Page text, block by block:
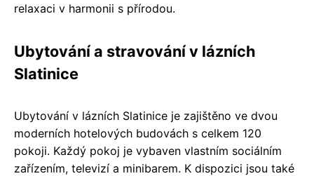
relaxaci v harmonii s přírodou.
Ubytování a stravování v lázních
Slatinice
Ubytování v lázních Slatinice je zajištěno ve dvou
moderních hotelových budovách s celkem 120
pokoji. Každý pokoj je vybaven vlastním sociálním
zařízením, televizí a minibarem. K dispozici jsou také